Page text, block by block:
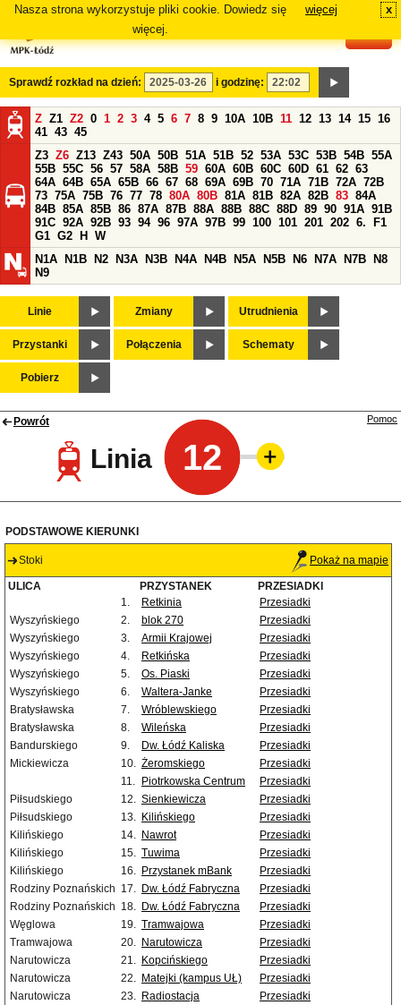
Nasza strona wykorzystuje pliki cookie. Dowiedz się
więcej.
więcej x
Sprawdź rozkład na dzień: i godzinę:
Z Z1 Z2 0 1 2 3 4 5 6 7 8 9 10A 10B 11 12 13 14 15 16
41 43 45
Z3 Z6 Z13 Z43 50A 50B 51A 51B 52 53A 53C 53B 54B 55A
55B 55C 56 57 58A 58B 59 60A 60B 60C 60D 61 62 63
64A 64B 65A 65B 66 67 68 69A 69B 70 71A 71B 72A 72B
73 75A 75B 76 77 78 80A 80B 81A 81B 82A 82B 83 84A
84B 85A 85B 86 87A 87B 88A 88B 88C 88D 89 90 91A 91B
91C 92A 92B 93 94 96 97A 97B 99 100 101 201 202 6.
F1
G1 G2 H
W
N1A
N1B N2 N3A N3B N4A N4B N5A N5B N6 N7A N7B
N8
N9
Linie Zmiany Utrudnienia
Przystanki Połączenia Schematy
Pobierz
Powrót
Linia 12
Pomoc
PODSTAWOWE KIERUNKI
Stoki Pokaż na mapie
ULICA PRZYSTANEK
PRZESIADKI
1.
Retkinia
Przesiadki
Wyszyńskiego
2. blok 270
Przesiadki
Wyszyńskiego
3. Armii Krajowej
Przesiadki
Wyszyńskiego
4. Retkińska
Przesiadki
Wyszyńskiego
5. Os. Piaski
Przesiadki
Wyszyńskiego
6. Waltera-Janke
Przesiadki
Bratysławska
7. Wróblewskiego
Przesiadki
Bratysławska
8. Wileńska
Przesiadki
Bandurskiego
9. Dw. Łódź Kaliska
Przesiadki
Mickiewicza
10. Żeromskiego
Przesiadki
11.
Piotrkowska Centrum
Przesiadki
Piłsudskiego
12. Sienkiewicza
Przesiadki
Piłsudskiego
13. Kilińskiego
Przesiadki
Kilińskiego
14. Nawrot
Przesiadki
Kilińskiego
15. Tuwima
Przesiadki
Kilińskiego
16. Przystanek mBank
Przesiadki
Rodziny Poznańskich 17. Dw. Łódź Fabryczna
Przesiadki
Rodziny Poznańskich 18. Dw. Łódź Fabryczna
Przesiadki
Węglowa
19. Tramwajowa
Przesiadki
Tramwajowa
20. Narutowicza
Przesiadki
Narutowicza
21. Kopcińskiego
Przesiadki
Narutowicza
22. Matejki (kampus UŁ)
Przesiadki
Narutowicza
23. Radiostacja
Przesiadki